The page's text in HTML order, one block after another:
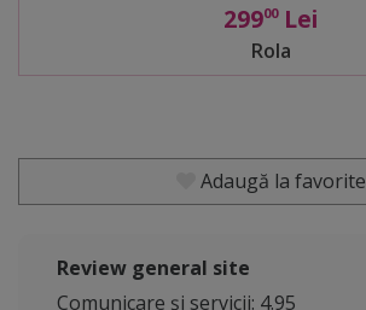
29900Lei
Rola
Adaugă la favorite
Review general site
Comunicare și servicii: 4.95